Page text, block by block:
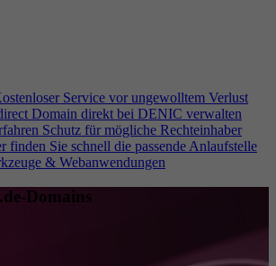
Service vor ungewolltem Verlust
Domain direkt bei DENIC verwalten
Schutz für mögliche Rechteinhaber
finden Sie schnell die passende Anlaufstelle
& Webanwendungen
Domains